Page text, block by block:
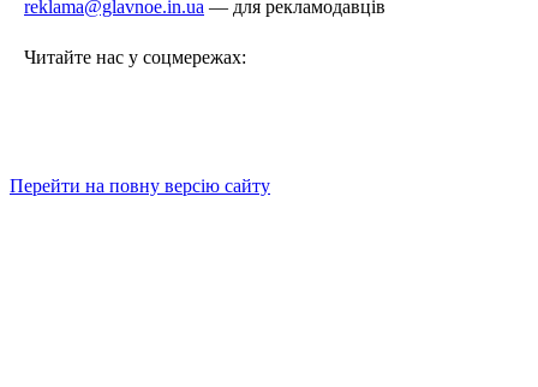
reklama@glavnoe.in.ua — для рекламодавців
Читайте нас у соцмережах:
Перейти на повну версію сайту